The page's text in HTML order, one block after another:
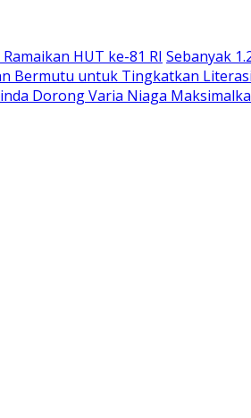
HUT ke-81 RI Sebanyak
Bermutu untuk Tingkatkan
Dorong Varia Niaga